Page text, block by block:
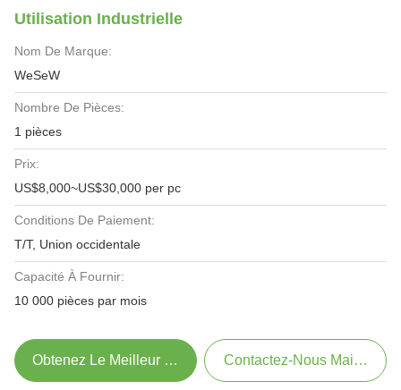
Utilisation Industrielle
Nom De Marque:
WeSeW
Nombre De Pièces:
1 pièces
Prix:
US$8,000~US$30,000 per pc
Conditions De Paiement:
T/T, Union occidentale
Capacité À Fournir:
10 000 pièces par mois
Obtenez Le Meilleur Prix Contactez-Nous Maintenant